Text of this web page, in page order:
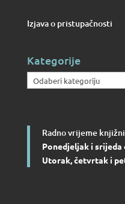
Izjava o pristupačnosti
Kategorije
Kategorije
Radno vrijeme
Ponedjeljak i srijeda
Utorak, četvrtak i